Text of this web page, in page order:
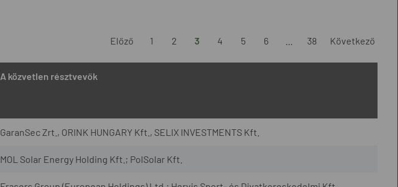
Előző 1 2 3 4 5 6 38 Következő
A közvetlen résztvevők
GaranSec Zrt., ORINK HUNGARY Kft., SELIX INVESTMENTS Kft.
MOL Solar Energy Holding Kft.; PolSolar Kft.